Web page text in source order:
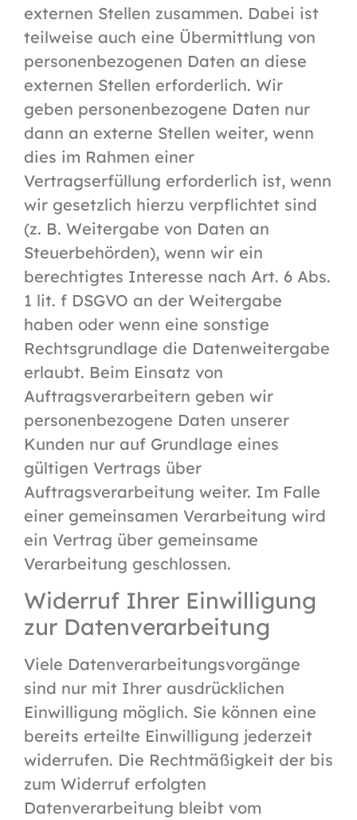
externen Stellen zusammen. Dabei ist
teilweise auch eine Übermittlung von
personenbezogenen Daten an diese
externen Stellen erforderlich. Wir
geben personenbezogene Daten nur
dann an externe Stellen weiter, wenn
dies im Rahmen einer
Vertragserfüllung erforderlich ist, wenn
wir gesetzlich hierzu verpflichtet sind
(z. B. Weitergabe von Daten an
Steuerbehörden), wenn wir ein
berechtigtes Interesse nach Art. 6 Abs.
1 lit. f DSGVO an der Weitergabe
haben oder wenn eine sonstige
Rechtsgrundlage die Datenweitergabe
erlaubt. Beim Einsatz von
Auftragsverarbeitern geben wir
personenbezogene Daten unserer
Kunden nur auf Grundlage eines
gültigen Vertrags über
Auftragsverarbeitung weiter. Im Falle
einer gemeinsamen Verarbeitung wird
ein Vertrag über gemeinsame
Verarbeitung geschlossen.
Widerruf Ihrer Einwilligung
zur Datenverarbeitung
Viele Datenverarbeitungsvorgänge
sind nur mit Ihrer ausdrücklichen
Einwilligung möglich. Sie können eine
bereits erteilte Einwilligung jederzeit
widerrufen. Die Rechtmäßigkeit der bis
zum Widerruf erfolgten
Datenverarbeitung bleibt vom